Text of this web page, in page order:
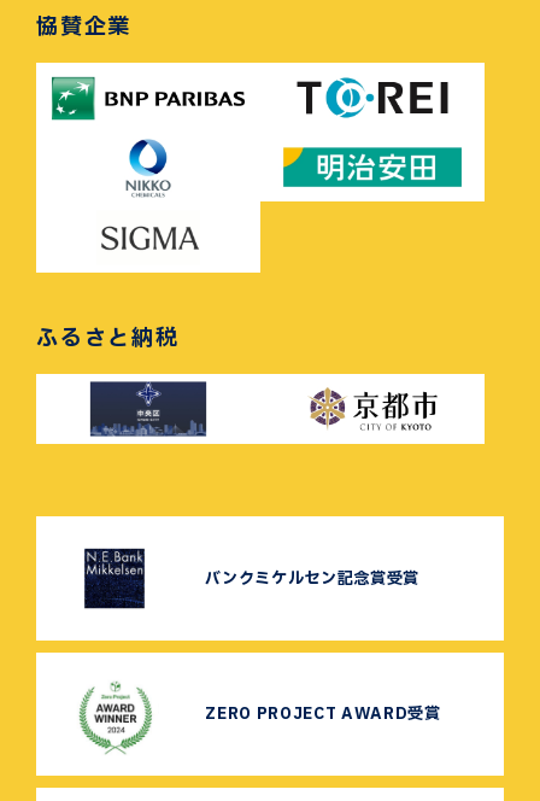
協賛企業
ふるさと納税
バンクミケルセン記念賞受賞
ZERO PROJECT AWARD受賞